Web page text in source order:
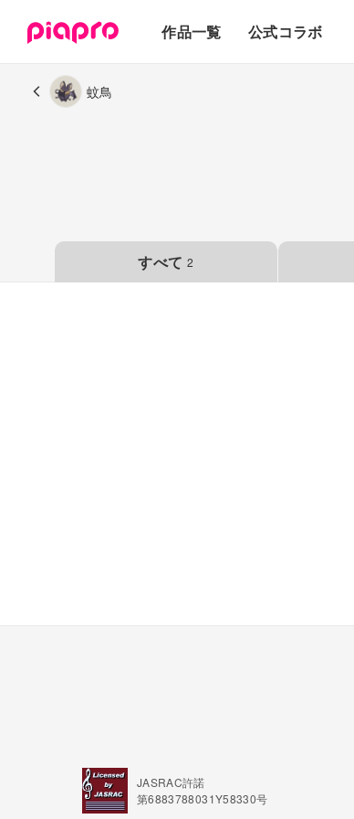
作品一覧
3Dモデル
公式コラボ
蚊鳥
すべて 2
JASRAC許諾
第6883788031Y58330号